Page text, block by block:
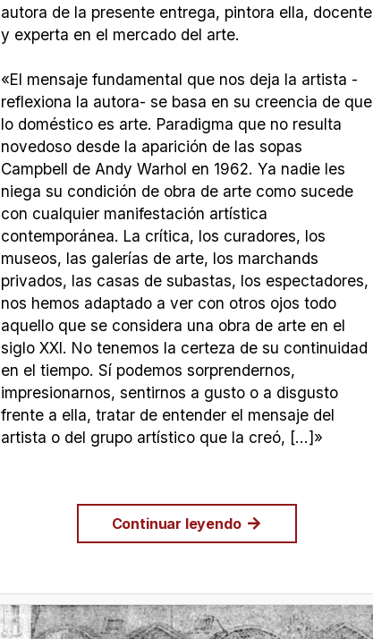
autora de la presente entrega, pintora ella, docente
y experta en el mercado del arte.
«El mensaje fundamental que nos deja la artista -
reflexiona la autora- se basa en su creencia de que
lo doméstico es arte. Paradigma que no resulta
novedoso desde la aparición de las sopas
Campbell de Andy Warhol en 1962. Ya nadie les
niega su condición de obra de arte como sucede
con cualquier manifestación artística
contemporánea. La crítica, los curadores, los
museos, las galerías de arte, los marchands
privados, las casas de subastas, los espectadores,
nos hemos adaptado a ver con otros ojos todo
aquello que se considera una obra de arte en el
siglo XXI. No tenemos la certeza de su continuidad
en el tiempo. Sí podemos sorprendernos,
impresionarnos, sentirnos a gusto o a disgusto
frente a ella, tratar de entender el mensaje del
artista o del grupo artístico que la creó, […]»
Continuar leyendo